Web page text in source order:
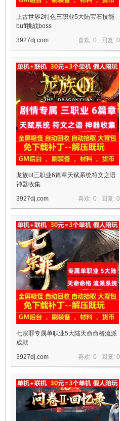
上古世界2特色三职业5大陆宝石技能
buff挑战boss
喜欢: 0 回复: 0
3927dj.com
龙族ol三职业6篇章天赋系统符文之语
神器收集
喜欢: 0 回复: 0
3927dj.com
七宗罪专属单职业5大陆天命命格流派
成就
喜欢: 0 回复: 0
3927dj.com